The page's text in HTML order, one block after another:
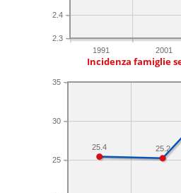
1991 2001
2.3
2.4
Incidenza famiglie
25
30
35
25.2
25.4